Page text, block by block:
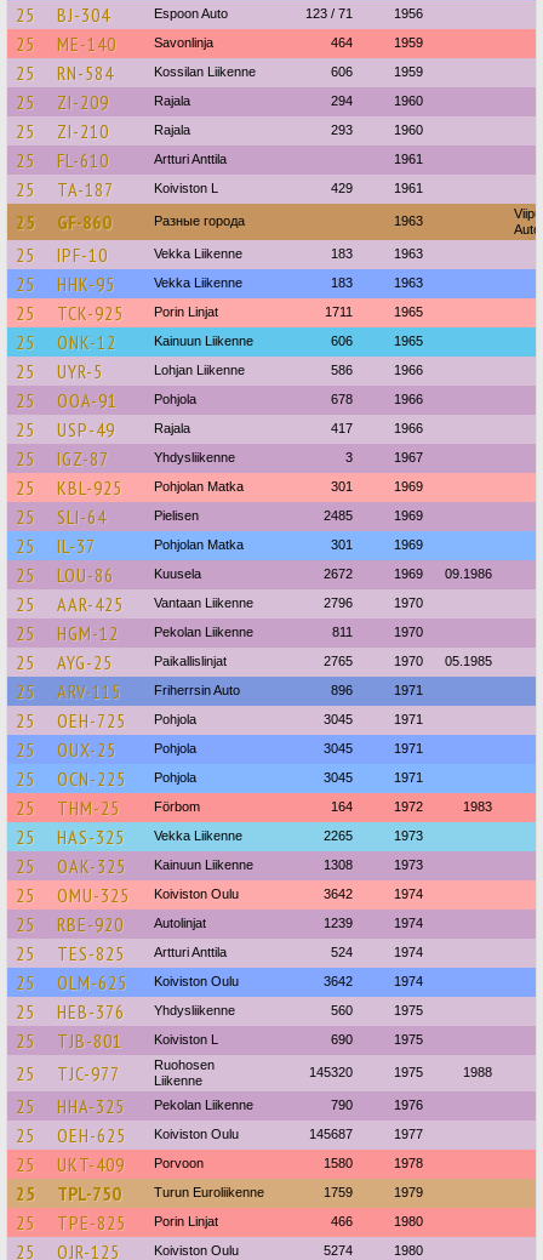
25 BJ-304 Espoon Auto 123 / 71 1956
25 ME-140 Savonlinja 464 1959
25 RN-584 Kossilan Liikenne 606 1959
25 ZI-209 Rajala 294 1960
25 ZI-210 Rajala 293 1960
25 FL-610 Artturi Anttila 1961
25 TA-187 Koiviston L 429 1961
25 GF-860 Разные города 1963
Auto
25 IPF-10 Vekka Liikenne 183 1963
25 HHK-95 Vekka Liikenne 183 1963
25 TCK-925 Porin Linjat 1711 1965
25 ONK-12 Kainuun Liikenne 606 1965
25 UYR-5 Lohjan Liikenne 586 1966
25 OOA-91 Pohjola 678 1966
25 USP-49 Rajala 417 1966
25 IGZ-87 Yhdysliikenne 3 1967
25 KBL-925 Pohjolan Matka 301 1969
25 SLI-64 Pielisen 2485 1969
25 IL-37 Pohjolan Matka 301 1969
25 LOU-86 Kuusela 2672 1969 09.1986
25 AAR-425 Vantaan Liikenne 2796 1970
25 HGM-12 Pekolan Liikenne 811 1970
25 AYG-25 Paikallislinjat 2765 1970 05.1985
25 ARV-115 Friherrsin Auto 896 1971
25 OEH-725 Pohjola 3045 1971
25 OUX-25 Pohjola 3045 1971
25 OCN-225 Pohjola 3045 1971
25 THM-25 Förbom 164 1972 1983
25 HAS-325 Vekka Liikenne 2265 1973
25 OAK-325 Kainuun Liikenne 1308 1973
25 OMU-325 Koiviston Oulu 3642 1974
25 RBE-920 Autolinjat 1239 1974
25 TES-825 Artturi Anttila 524 1974
25 OLM-625 Koiviston Oulu 3642 1974
25 HEB-376 Yhdysliikenne 560 1975
25 TJB-801 Koiviston L 690 1975
25 TJC-977
Ruohosen
Liikenne
145320 1975 1988
25 HHA-325 Pekolan Liikenne 790 1976
25 OEH-625 Koiviston Oulu 145687 1977
25 UKT-409 Porvoon 1580 1978
25 TPL-750 Turun Euroliikenne 1759 1979
25 TPE-825 Porin Linjat 466 1980
25 OJR-125 Koiviston Oulu 5274 1980